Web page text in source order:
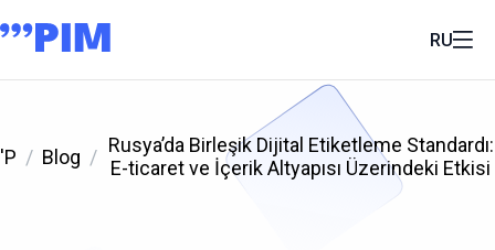
RU
'P Blog
Rusya’da Birleşik Dijital Etiketleme Standardı:
E-ticaret ve İçerik Altyapısı Üzerindeki Etkisi